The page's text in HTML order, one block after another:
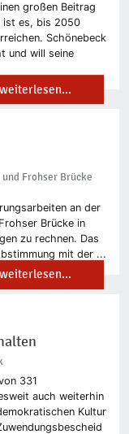
großen Beitrag
ist es, bis 2050
Schönebeck
und will seine
weiterlesen...
Frohser Brücke
an der
Brücke in
zu rechnen. Das
mit der ...
weiterlesen...
331
auch weiterhin
Kultur